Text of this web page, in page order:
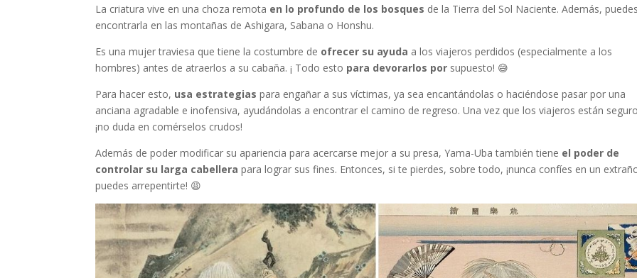
La criatura vive en una choza remota en lo profundo de los bosques de la Tierra del Sol Naciente. Además, puedes
encontrarla en las montañas de Ashigara, Sabana o Honshu.
Es una mujer traviesa que tiene la costumbre de ofrecer su ayuda a los viajeros perdidos (especialmente a los
hombres) antes de atraerlos a su cabaña. ¡ Todo esto para devorarlos por supuesto! 😅
Para hacer esto, usa estrategias para engañar a sus víctimas, ya sea encantándolas o haciéndose pasar por una
anciana agradable e inofensiva, ayudándolas a encontrar el camino de regreso. Una vez que los viajeros están
¡no duda en comérselos crudos!
Además de poder modificar su apariencia para acercarse mejor a su presa, Yama-Uba también tiene el poder de
controlar su larga cabellera para lograr sus fines. Entonces, si te pierdes, sobre todo, ¡nunca confíes en un
puedes arrepentirte! 😩